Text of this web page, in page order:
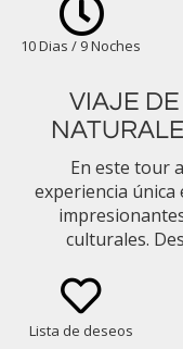
10 Dias / 9 Noches
VIAJE
En este tour
experiencia única
culturales.
cada
Lista de deseos